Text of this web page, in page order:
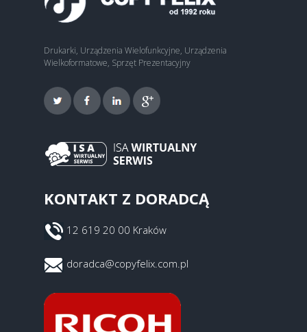
Drukarki, Urządzenia Wielofunkcyjne, Urządzenia
Wielkoformatowe, Sprzęt Prezentacyjny
KONTAKT Z DORADCĄ
12 619 20 00 Kraków
doradca@copyfelix.com.pl